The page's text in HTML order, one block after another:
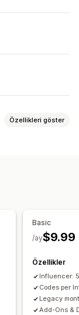
Özellikleri göster
Basic
$9.99
/ay
Özellikler
Influencer:
Codes per
Legacy
Add-Ons &